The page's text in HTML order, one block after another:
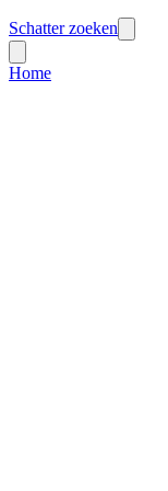
Schatter zoeken
Home